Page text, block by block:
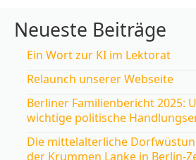
Neueste Beiträge
Ein Wort zur KI im Lektorat
Relaunch unserer Webseite
Berliner Familienbericht 2025:
wichtige politische
Die mittelalterliche
der Krummen Lanke in Berlin-